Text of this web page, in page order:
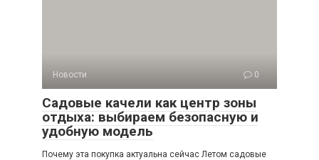
Новости 0
Садовые качели как центр зоны
отдыха: выбираем безопасную и
удобную модель
Почему эта покупка актуальна сейчас Летом садовые